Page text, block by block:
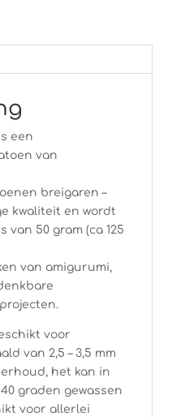
een
van
breigaren –
kwaliteit en wordt
van 50 gram (ca 125
van amigurumi,
voor
van 2,5 – 3,5 mm
het kan in
graden gewassen
voor allerlei